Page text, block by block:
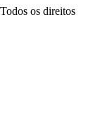
os direitos